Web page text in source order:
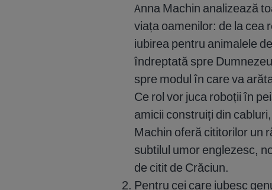
Anna Machin analizează
viața oamenilor: de la cea
iubirea pentru animalele
îndreptată spre
spre modul în care va
Ce rol vor juca roboții în
amicii construiți din
Machin oferă cititorilor un
subtilul umor englezesc,
de citit de Crăciun.
Pentru cei care iubesc